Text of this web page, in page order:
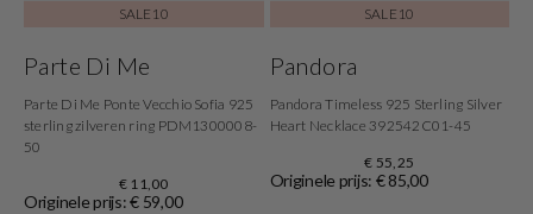
SALE10
Parte Di Me
Parte Di Me Ponte Vecchio Sofia 925
sterling zilveren ring PDM1300008-
50
€ 11,00
Originele prijs: € 59,00
SALE10
Pandora
Pandora Timeless 925 Sterling Silver
Heart Necklace 392542C01-45
€ 55,25
Originele prijs: € 85,00